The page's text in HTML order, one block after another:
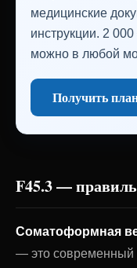
медицинские
инструкции. 2
можно в любой
Получить
F45.3 —
Соматоформная
— это современный